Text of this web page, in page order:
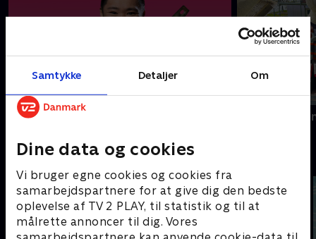
Samtykke Detaljer Om
Dine data og cookies
Vi bruger egne cookies og cookies fra
samarbejdspartnere for at give dig den bedste
oplevelse af TV 2 PLAY, til statistik og til at
målrette annoncer til dig. Vores
Slikbyggerne
Fede film - se dem med SkyShowtime